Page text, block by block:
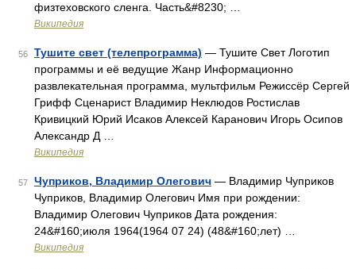
физтеховского сленга. Часть&#8230; …
Википедия
56 Тушите свет (телепрограмма) — Тушите Свет Логотип
программы и её ведущие Жанр Информационно
развлекательная программа, мультфильм Режиссёр Сергей
Грифф Сценарист Владимир Неклюдов Ростислав
Кривицкий Юрий Исаков Алексей Каранович Игорь Осипов
Александр Д …
Википедия
57 Чуприков, Владимир Олегович — Владимир Чуприков
Чуприков, Владимир Олегович Имя при рождении:
Владимир Олегович Чуприков Дата рождения:
24&#160;июля 1964(1964 07 24) (48&#160;лет) …
Википедия